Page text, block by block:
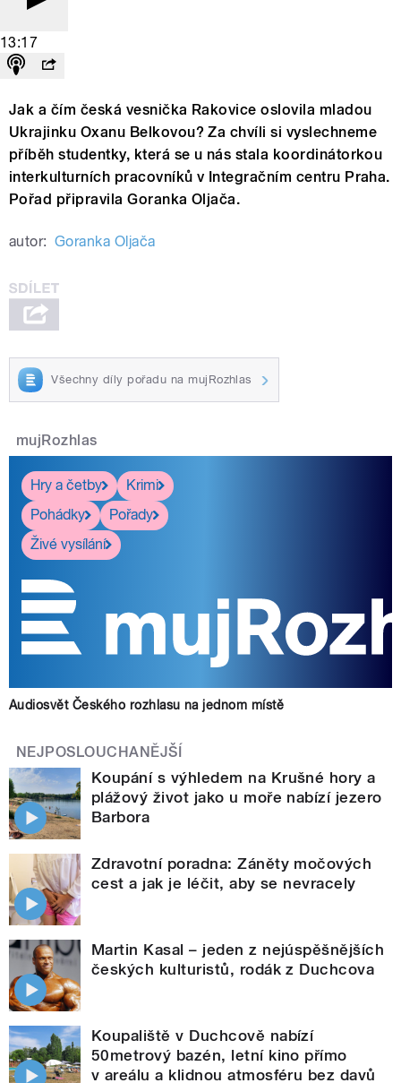
13:17
Jak a čím česká vesnička Rakovice oslovila mladou
Ukrajinku Oxanu Belkovou? Za chvíli si vyslechneme
příběh studentky, která se u nás stala koordinátorkou
interkulturních pracovníků v Integračním centru Praha.
Pořad připravila Goranka Oljača.
autor: Goranka Oljača
Všechny díly pořadu na mujRozhlas
mujRozhlas
Hry a četby
Krimi
Pohádky
Pořady
Živé vysílání
Audiosvět Českého rozhlasu na jednom místě
NEJPOSLOUCHANĚJŠÍ
Koupání s výhledem na Krušné hory a
plážový život jako u moře nabízí jezero
Barbora
Zdravotní poradna: Záněty močových
cest a jak je léčit, aby se nevracely
Martin Kasal – jeden z nejúspěšnějších
českých kulturistů, rodák z Duchcova
Koupaliště v Duchcově nabízí
50metrový bazén, letní kino přímo
v areálu a klidnou atmosféru bez davů